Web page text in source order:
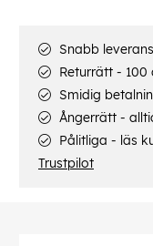
Snabb
Returrätt -
Smidig
Ångerrätt -
Pålitliga - läs
Trustpilot